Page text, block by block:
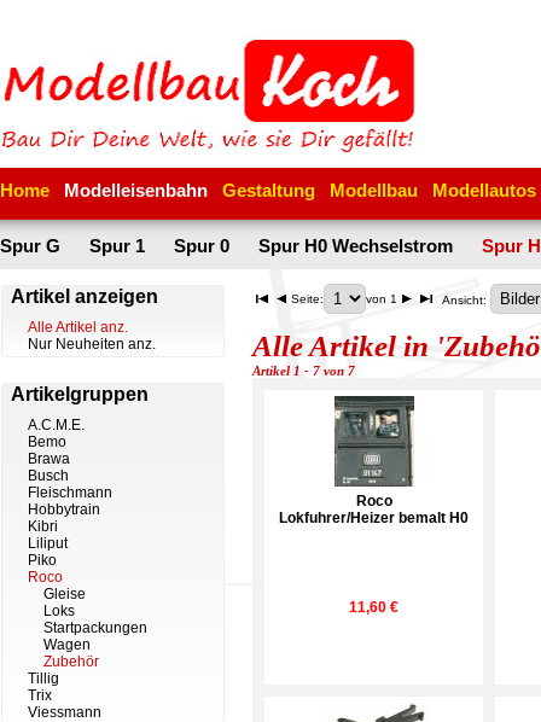
Home Modelleisenbahn Gestaltung Modellbau Modellautos
Spur G Spur 1 Spur 0 Spur H0 Wechselstrom Spur
Artikel anzeigen
Alle Artikel anz.
Nur Neuheiten anz.
Artikelgruppen
A.C.M.E.
Bemo
Brawa
Busch
Fleischmann
Hobbytrain
Kibri
Liliput
Piko
Roco
Gleise
Loks
Startpackungen
Wagen
Zubehör
Tillig
Trix
Viessmann
Seite: von 1 Ansicht:
Alle Artikel in
Artikel 1 - 7 von 7
Roco
Lokfuhrer/Heizer bemalt H0
11,60 €